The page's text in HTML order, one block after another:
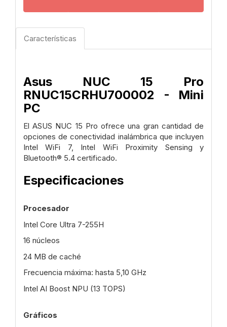
Características
Asus NUC 15 Pro
RNUC15CRHU700002 - Mini
PC
El ASUS NUC 15 Pro ofrece una gran cantidad de
opciones de conectividad inalámbrica que incluyen
Intel WiFi 7, Intel WiFi Proximity Sensing y
Bluetooth® 5.4 certificado.
Especificaciones
Procesador
Intel Core Ultra 7-255H
16 núcleos
24 MB de caché
Frecuencia máxima: hasta 5,10 GHz
Intel AI Boost NPU (13 TOPS)
Gráficos